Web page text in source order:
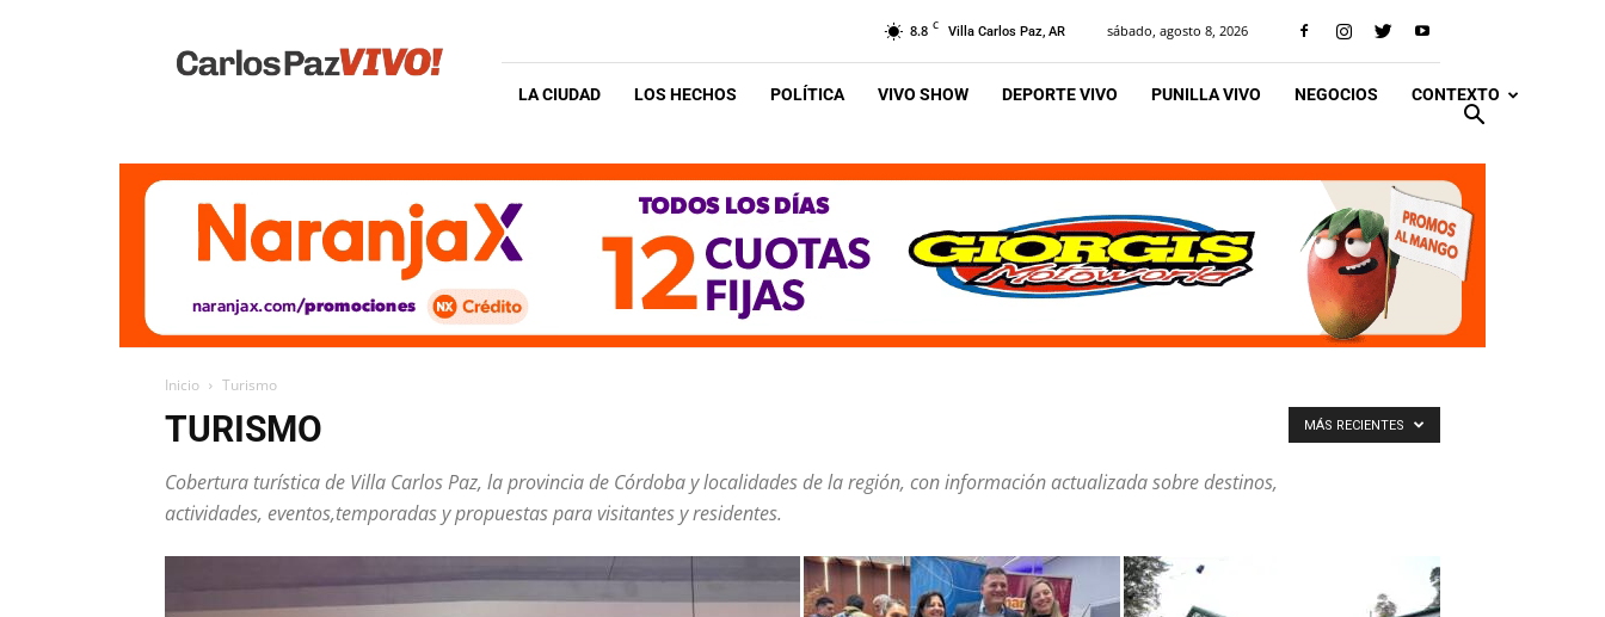
Vivo
8.8 C Villa Carlos Paz, AR sábado, agosto 8, 2026
LA CIUDAD LOS HECHOS POLÍTICA VIVO SHOW DEPORTE VIVO PUNILLA VIVO NEGOCIOS CONTEXTO
Inicio Turismo
TURISMO
Cobertura turística de Villa Carlos Paz, la provincia de Córdoba y localidades de la región, con información actualizada sobre destinos,
actividades, eventos,temporadas y propuestas para visitantes y residentes.
MÁS RECIENTES